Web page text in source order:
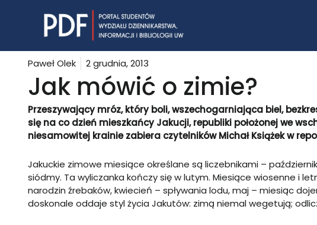
Paweł Olek 2 grudnia, 2013
Jak mówić o zimie?
Przeszywający mróz, który boli, wszechogarniająca biel,
się na co dzień mieszkańcy Jakucji, republiki położonej we
niesamowitej krainie zabiera czytelników Michał Książek w
Jakuckie zimowe miesiące określane są liczebnikami –
siódmy. Ta wyliczanka kończy się w lutym. Miesiące wiosenne i
narodzin źrebaków, kwiecień – spływania lodu, maj – miesiąc
doskonale oddaje styl życia Jakutów: zimą niemal wegetują;